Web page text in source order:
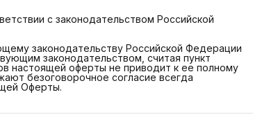
с законодательством Российской
законодательству Российской Федерации
законодательством, считая пункт
настоящей оферты не приводит к ее полному
безоговорочное согласие всегда
Оферты.